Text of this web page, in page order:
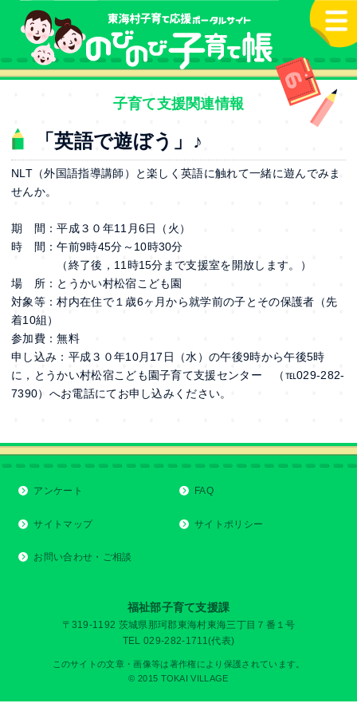
本文へ
子育て支援関連情報
「英語で遊ぼう」♪
NLT（外国語指導講師）と楽しく英語に触れて一緒に遊んでみま
せんか。
期 間：平成３０年11月6日（火）
時 間：午前9時45分～ 10時30分
（終了後，11時15分まで支援室を開放します。）
場 所：とうかい村松宿こども園
対象等：村内在住で１歳6ヶ月から就学前の子とその保護者（先
着10組）
参加費：無料
申し込み：平成３０年10月17日（水）の午後9時から午後5時
に，とうかい村松宿こども園子育て支援センター （℡029-282-
7390）へお電話にてお申し込みください。
アンケート FAQ
サイトマップ サイトポリシー
お問い合わせ・ご相談
福祉部子育て支援課
〒319-1192 茨城県那珂郡東海村東海三丁目７番１号
TEL 029-282-1711(代表)
このサイトの文章・画像等は著作権により保護されています。
© 2015 TOKAI VILLAGE